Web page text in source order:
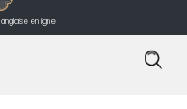
en ligne